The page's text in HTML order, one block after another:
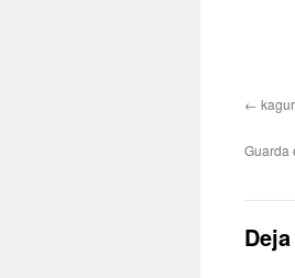
Guarda